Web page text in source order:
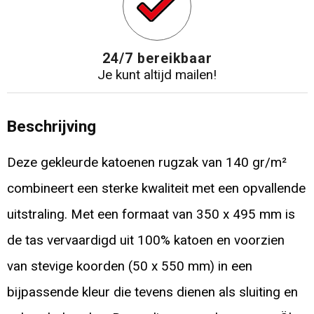
24/7 bereikbaar
Je kunt altijd mailen!
Beschrijving
Deze gekleurde katoenen rugzak van 140 gr/m²
combineert een sterke kwaliteit met een opvallende
uitstraling. Met een formaat van 350 x 495 mm is
de tas vervaardigd uit 100% katoen en voorzien
van stevige koorden (50 x 550 mm) in een
bijpassende kleur die tevens dienen als sluiting en